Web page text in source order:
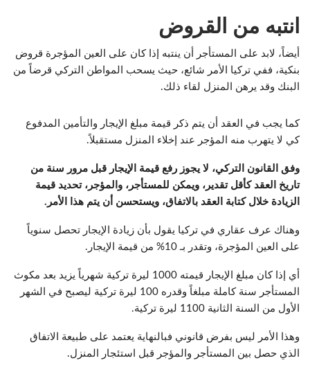
انتبه من القروض
أيضاً، لابد على المستأجر أن ينتبه إذا كان على العين المؤجرة قروض
بنكية، ففي تركيا الأمر شائع، حيث يسحب المواطن التركي قرضاً من
البنك وقد يرهن المنزل لقاء ذلك.
كما يجب في العقد أن يتم ذكر قيمة مبلغ الإيجار والتأمين المدفوع
كي لا يتهرب منه المؤجر عند إخلاء المنزل مستقبلاً.
وفق القانون التركي، لا يجوز رفع قيمة الإيجار قبل مرور سنة من
تاريخ العقد كأقل تقدير، ويمكن للمستأجر، والمؤجر، تحديد قيمة
الزيادة خلال كتابة العقد بالاتفاق، ويستحسن أن يتم هذا الأمر.
وهناك عرف عقاري في تركيا يقول بأن زيادة الإيجار تحصل سنوياً
على العين المؤجرة، وتقدر بـ 10% من قيمة الإيجار.
أي إذا كان مبلغ الإيجار قيمته 1000 ليرة تركية شهرياً يزيد بعد مكوث
المستأجر سنة كاملة مبلغاً وقدره 100 ليرة تركية ليصبح في الشهر
الأول من السنة الثانية 1100 ليرة تركية.
وهذا الأمر ليس بفرض قانوني فبالنهاية يعتمد على طبيعة الاتفاق
الذي حصل بين المستأجر والمؤجر قبل استئجار المنزل.